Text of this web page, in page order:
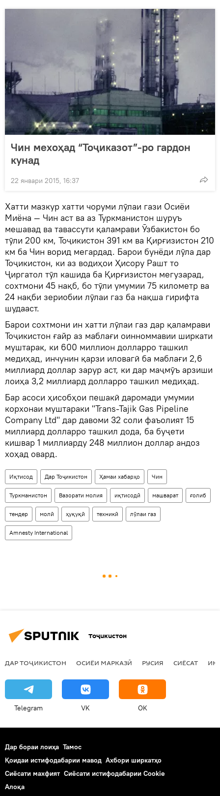
Чин мехоҳад “Тоҷиказот”-ро гардон
кунад
22 январи 2015, 16:37
Хатти мазкур хатти чоруми лӯлаи гази Осиёи
Миёна — Чин аст ва аз Туркманистон шуруъ
мешавад ва тавассути қаламрави Ӯзбакистон бо
тӯли 200 км, Тоҷикистон 391 км ва Қирғизистон 210
км ба Чин ворид мегардад. Барои бунёди лӯла дар
Тоҷикистон, ки аз водиҳои Ҳисору Рашт то
Ҷиргатол тӯл кашида ба Қирғизистон мегузарад,
сохтмони 45 нақб, бо тӯли умумии 75 километр ва
24 нақби зериобии лӯлаи газ ба нақша гирифта
шудааст.
Барои сохтмони ин хатти лӯлаи газ дар қаламрави
Тоҷикистон ғайр аз маблағи оинноммавии ширкати
муштарак, ки 600 миллион долларро ташкил
медиҳад, инчунин қарзи иловагӣ ба маблағи 2,6
миллиард доллар зарур аст, ки дар маҷмӯъ арзиши
лоиҳа 3,2 миллиард долларро ташкил медиҳад.
Бар асоси ҳисобҳои пешакӣ даромади умумии
корхонаи муштараки "Trans-Tajik Gas Pipeline
Company Ltd" дар давоми 32 соли фаъолият 15
миллиард долларро ташкил дода, ба буҷети
кишвар 1 миллиарду 248 миллион доллар андоз
хоҳад овард.
Иқтисод Дар Тоҷикистон Ҳамаи хабарҳо Чин
Туркманистон Вазорати молия иқтисодӣ машварат ғолиб
тендер молӣ ҳуқуқӣ техникӣ лӯлаи газ
Amnesty International
Тоҷикистон
ДАР ТОҶИКИСТОН ОСИЁИ МАРКАЗӢ РУСИЯ СИЁСАТ
Telegram VK OK
Дар бораи лоиҳа Тамос
Қоидаи истифодабарии мавод Ахбори ширкатҳо
Сиёсати махфият Сиёсати истифодабарии Cookie
Алоқа